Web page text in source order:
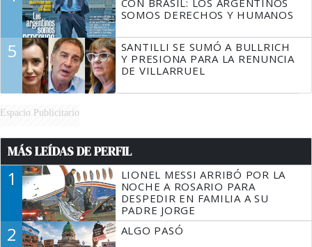
CON BRASIL: LOS ARGENTINOS
SOMOS DERECHOS Y HUMANOS
5
SANTILLI SE SUMÓ A BULLRICH
Y PRESIONA PARA LA RENUNCIA
DE VILLARRUEL
Espacio Publicitario
MÁS LEÍDAS DE PERFIL
1
LIONEL MESSI ARRIBÓ POR LA
NOCHE A ROSARIO PARA
DESPEDIR EN FAMILIA A SU
PADRE JORGE
2 ALGO PASÓ